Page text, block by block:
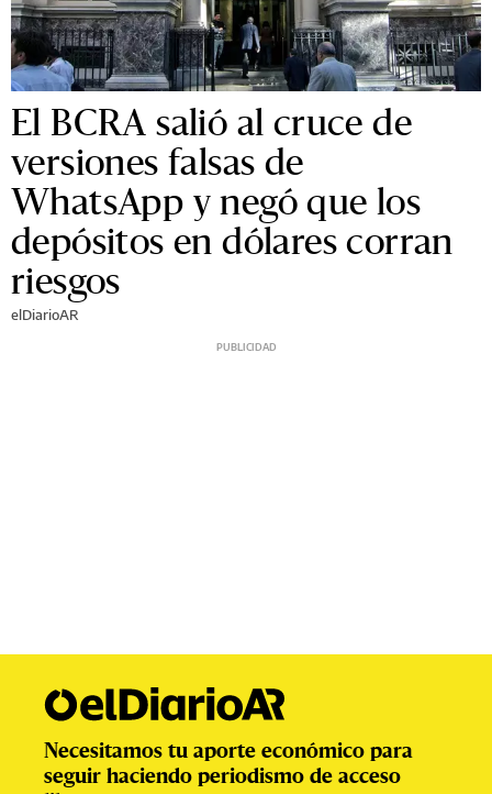
El BCRA salió al cruce de
versiones falsas de
WhatsApp y negó que los
depósitos en dólares corran
riesgos
elDiarioAR
Necesitamos tu aporte económico para
seguir haciendo periodismo de acceso